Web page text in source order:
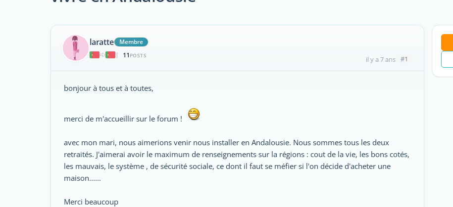
laratte
Membre
|
11 POSTS il y a 7 ans #1
bonjour à tous et à toutes,
merci de m'accueillir sur le forum !
avec mon mari, nous aimerions venir nous installer en Andalousie. Nous sommes tous les deux
retraités. J'aimerai avoir le maximum de renseignements sur la régions : cout de la vie, les bons cotés,
les mauvais, le système , de sécurité sociale, ce dont il faut se méfier si l'on décide d'acheter une
maison......
Merci beaucoup